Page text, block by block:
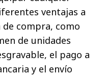
ventajas a
compra, como
de unidades
el pago a
y el envío